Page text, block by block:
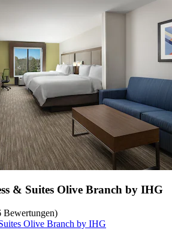
& Suites Olive Branch by IHG
Bewertungen)
Olive Branch by IHG